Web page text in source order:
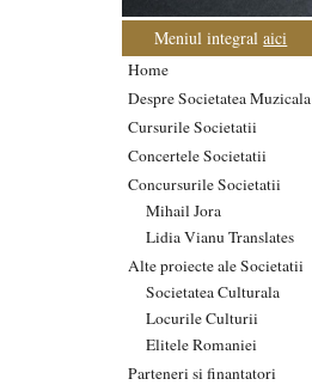
Meniul integralaici
Home
Despre Societatea Muzicala
Cursurile Societatii
Concertele Societatii
Concursurile Societatii
Mihail Jora
Lidia Vianu Translates
Alte proiecte ale Societatii
Societatea Culturala
Locurile Culturii
Elitele Romaniei
Parteneri si finantatori